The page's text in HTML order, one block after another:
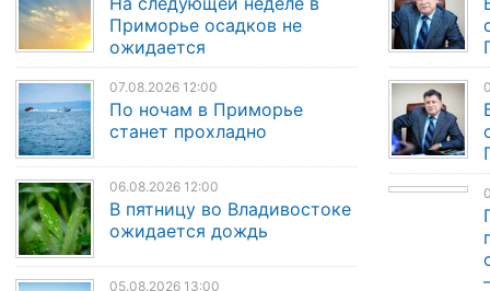
Приморье осадков не
ожидается
07.08.2026 12:00
По ночам в Приморье
станет прохладно
06.08.2026 12:00
В пятницу во Владивостоке
ожидается дождь
05.08.2026 13:00